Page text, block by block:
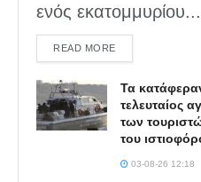
ενός εκατομμυρίου...
READ MOREDETAILS
Τα
τελευταίος
των
του
03-08-26 12:18